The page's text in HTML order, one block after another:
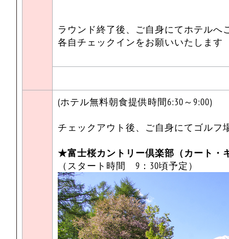
ラウンド終了後、ご自身にてホテルへ
各自チェックインをお願いいたします
(ホテル無料朝食提供時間6:30～9:00)
チェックアウト後、ご自身にてゴルフ
★富士桜カントリー倶楽部（カート・
（スタート時間 9：30頃予定）